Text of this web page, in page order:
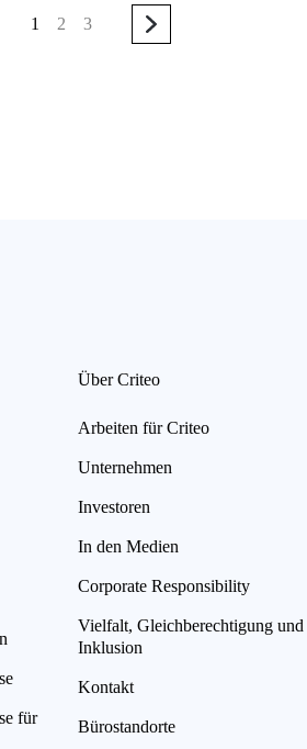
1 2 3
für
Über Criteo
Arbeiten für Criteo
Unternehmen
Investoren
In den Medien
Corporate Responsibility
Vielfalt, Gleichberechtigung und
Inklusion
Kontakt
Bürostandorte